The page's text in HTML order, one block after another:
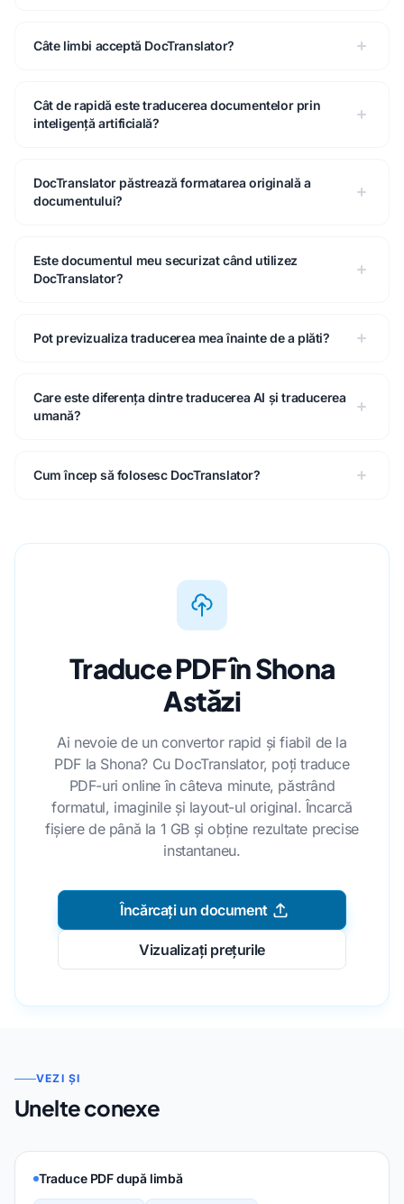
Câte limbi acceptă DocTranslator?
Cât de rapidă este traducerea documentelor prin
inteligență artificială?
DocTranslator păstrează formatarea originală a
documentului?
Este documentul meu securizat când utilizez
DocTranslator?
Pot previzualiza traducerea mea înainte de a plăti?
Care este diferența dintre traducerea AI și traducerea
umană?
Cum încep să folosesc DocTranslator?
Traduce PDF în Shona
Astăzi
Ai nevoie de un convertor rapid și fiabil de la
PDF la Shona? Cu DocTranslator, poți traduce
PDF-uri online în câteva minute, păstrând
formatul, imaginile și layout-ul original. Încarcă
fișiere de până la 1 GB și obține rezultate precise
instantaneu.
Încărcați un document
Vizualizați prețurile
VEZI ȘI
Unelte conexe
Traduce PDF după limbă